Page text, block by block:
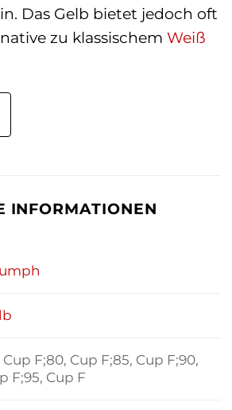
Das Gelb bietet jedoch oft
zu klassischem Weiß
INFORMATIONEN
Cup F;80, Cup F;85, Cup F;90,
F;95, Cup F